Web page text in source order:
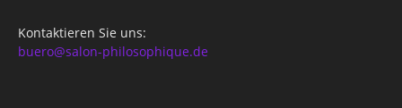
Kontaktieren Sie uns:
buero@salon-philosophique.de